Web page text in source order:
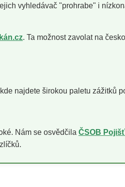
vyhledávač "prohrabe" i
. Ta možnost zavolat na
najdete širokou paletu zážitků
Nám se osvědčila ČSOB